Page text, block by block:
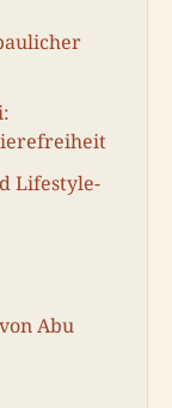
Lifestyle-
Abu